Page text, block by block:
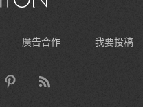
廣告合作 我要投稿